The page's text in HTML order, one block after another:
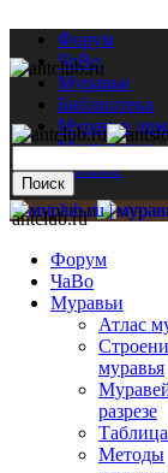
Форум
ЧаВо
Муравьи
Библиотека
Муравьи
Мастерская
Каталог
antclub.ru
Форум
ЧаВо
Муравьи
Атлас
муравья
разрезе
Методы